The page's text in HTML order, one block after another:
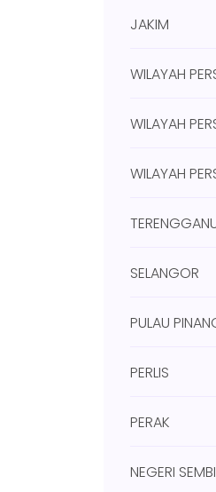
JAKIM
WILAYAH
WILAYAH
WILAYAH
SELANGOR
PULAU
PERLIS
PERAK
NEGERI